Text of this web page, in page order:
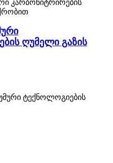
ღუმელი გაზის
ტექნოლოგიების